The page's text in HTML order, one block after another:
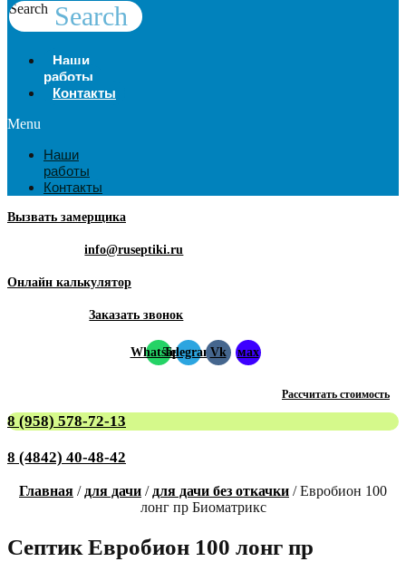
Search Search
Наши
работы
Контакты
Menu
Наши
работы
Контакты
Вызвать замерщика
info@ruseptiki.ru
Онлайн калькулятор
Заказать звонок
WhatsappTelegramVk мах
Рассчитать стоимость
8 (958) 578-72-13
8 (4842) 40-48-42
Главная / для дачи / для дачи без откачки / Евробион 100
лонг пр Биоматрикс
Септик Евробион 100 лонг пр